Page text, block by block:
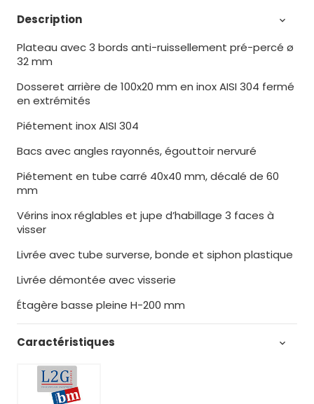
Description 
Plateau avec 3 bords anti-ruissellement pré-percé ø
32 mm
Dosseret arrière de 100x20 mm en inox AISI 304 fermé
en extrémités
Piétement inox AISI 304
Bacs avec angles rayonnés, égouttoir nervuré
Piétement en tube carré 40x40 mm, décalé de 60
mm
Vérins inox réglables et jupe d’habillage 3 faces à
visser
Livrée avec tube surverse, bonde et siphon plastique
Livrée démontée avec visserie
Étagère basse pleine H-200 mm
Caractéristiques 